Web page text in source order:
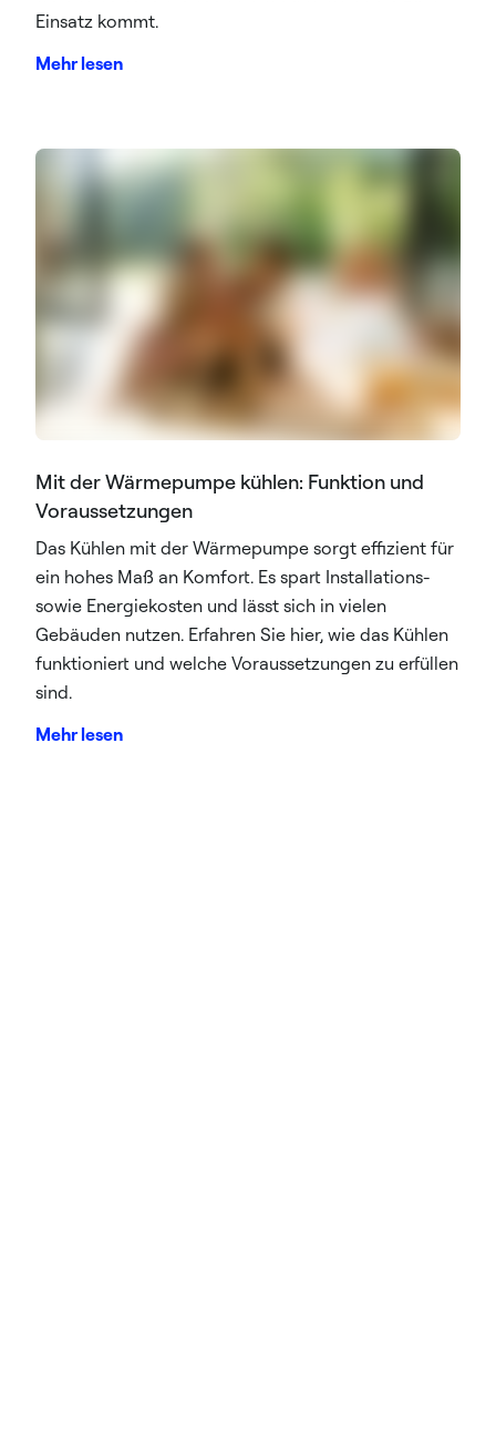
Einsatz kommt.
Mehr lesen
Mit der Wärmepumpe kühlen: Funktion und
Voraussetzungen
Das Kühlen mit der Wärmepumpe sorgt effizient für
ein hohes Maß an Komfort. Es spart Installations-
sowie Energiekosten und lässt sich in vielen
Gebäuden nutzen. Erfahren Sie hier, wie das Kühlen
funktioniert und welche Voraussetzungen zu erfüllen
sind.
Mehr lesen